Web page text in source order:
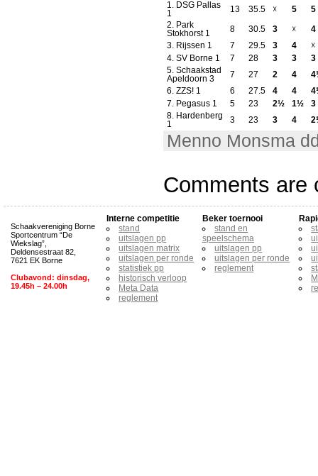
1.
DSG Pallas
1
13 35.5 ☓ 5
5
2.
Park
Stokhorst 1
8 30.5 3 ☓
4
3.
Rijssen 1 7 29.5 3 4
☓
4. SV Borne 1 7 28 3 3
3
5. Schaakstad
Apeldoorn 3
7 27 2 4
6. ZZS! 1 6 27.5 4 4
7.
Pegasus 1 5 23 2½ 1½
3
8.
Hardenberg
1
3 23 3 4
Menno Monsma
Comments are
Schaakvereniging Borne
Sportcentrum “De
Wiekslag”,
Deldensestraat 82,
7621 EK Borne
Clubavond: dinsdag,
19.45h – 24.00h
Interne competitie
stand
uitslagen pp
uitslagen matrix
uitslagen per ronde
statistiek pp
historisch verloop
Meta Data
reglement
Beker toernooi
stand en
speelschema
uitslagen pp
uitslagen per ronde
reglement